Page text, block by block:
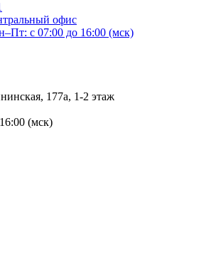
офис
с 07:00 до 16:00 (мск)
177а, ​1-2 этаж
(мск)